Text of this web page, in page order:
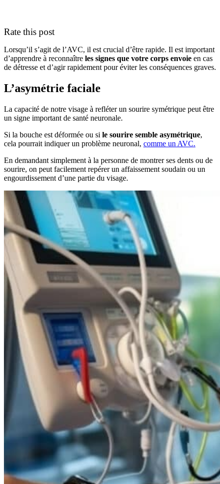
Rate this post
Lorsqu’il s’agit de l’AVC, il est crucial d’être rapide. Il est important
d’apprendre à reconnaître les signes que votre corps envoie en cas
de détresse et d’agir rapidement pour éviter les conséquences graves.
L’asymétrie faciale
La capacité de notre visage à refléter un sourire symétrique peut être
un signe important de santé neuronale.
Si la bouche est déformée ou si le sourire semble asymétrique,
cela pourrait indiquer un problème neuronal, comme un AVC.
En demandant simplement à la personne de montrer ses dents ou de
sourire, on peut facilement repérer un affaissement soudain ou un
engourdissement d’une partie du visage.